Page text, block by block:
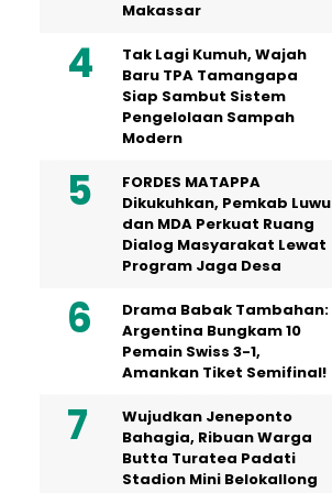
Makassar
Tak Lagi Kumuh, Wajah
Baru TPA Tamangapa
Siap Sambut Sistem
Pengelolaan Sampah
Modern
FORDES MATAPPA
Dikukuhkan, Pemkab Luwu
dan MDA Perkuat Ruang
Dialog Masyarakat Lewat
Program Jaga Desa
Drama Babak Tambahan:
Argentina Bungkam 10
Pemain Swiss 3-1,
Amankan Tiket Semifinal!
Wujudkan Jeneponto
Bahagia, Ribuan Warga
Butta Turatea Padati
Stadion Mini Belokallong